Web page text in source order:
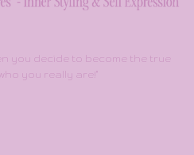
you decide to become the true
you really are!"